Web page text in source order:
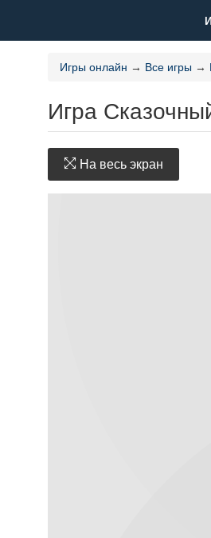
Игры онлайн → Все игры →
Игра
На весь экран